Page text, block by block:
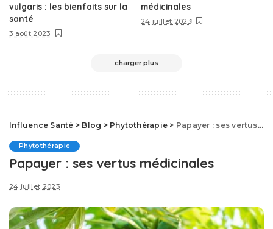
vulgaris : les bienfaits sur la
santé
3 août 2023
médicinales
24 juillet 2023
charger plus
Influence Santé > Blog > Phytothérapie > Papayer : ses vertus médicinales
Phytothérapie
Papayer : ses vertus médicinales
24 juillet 2023